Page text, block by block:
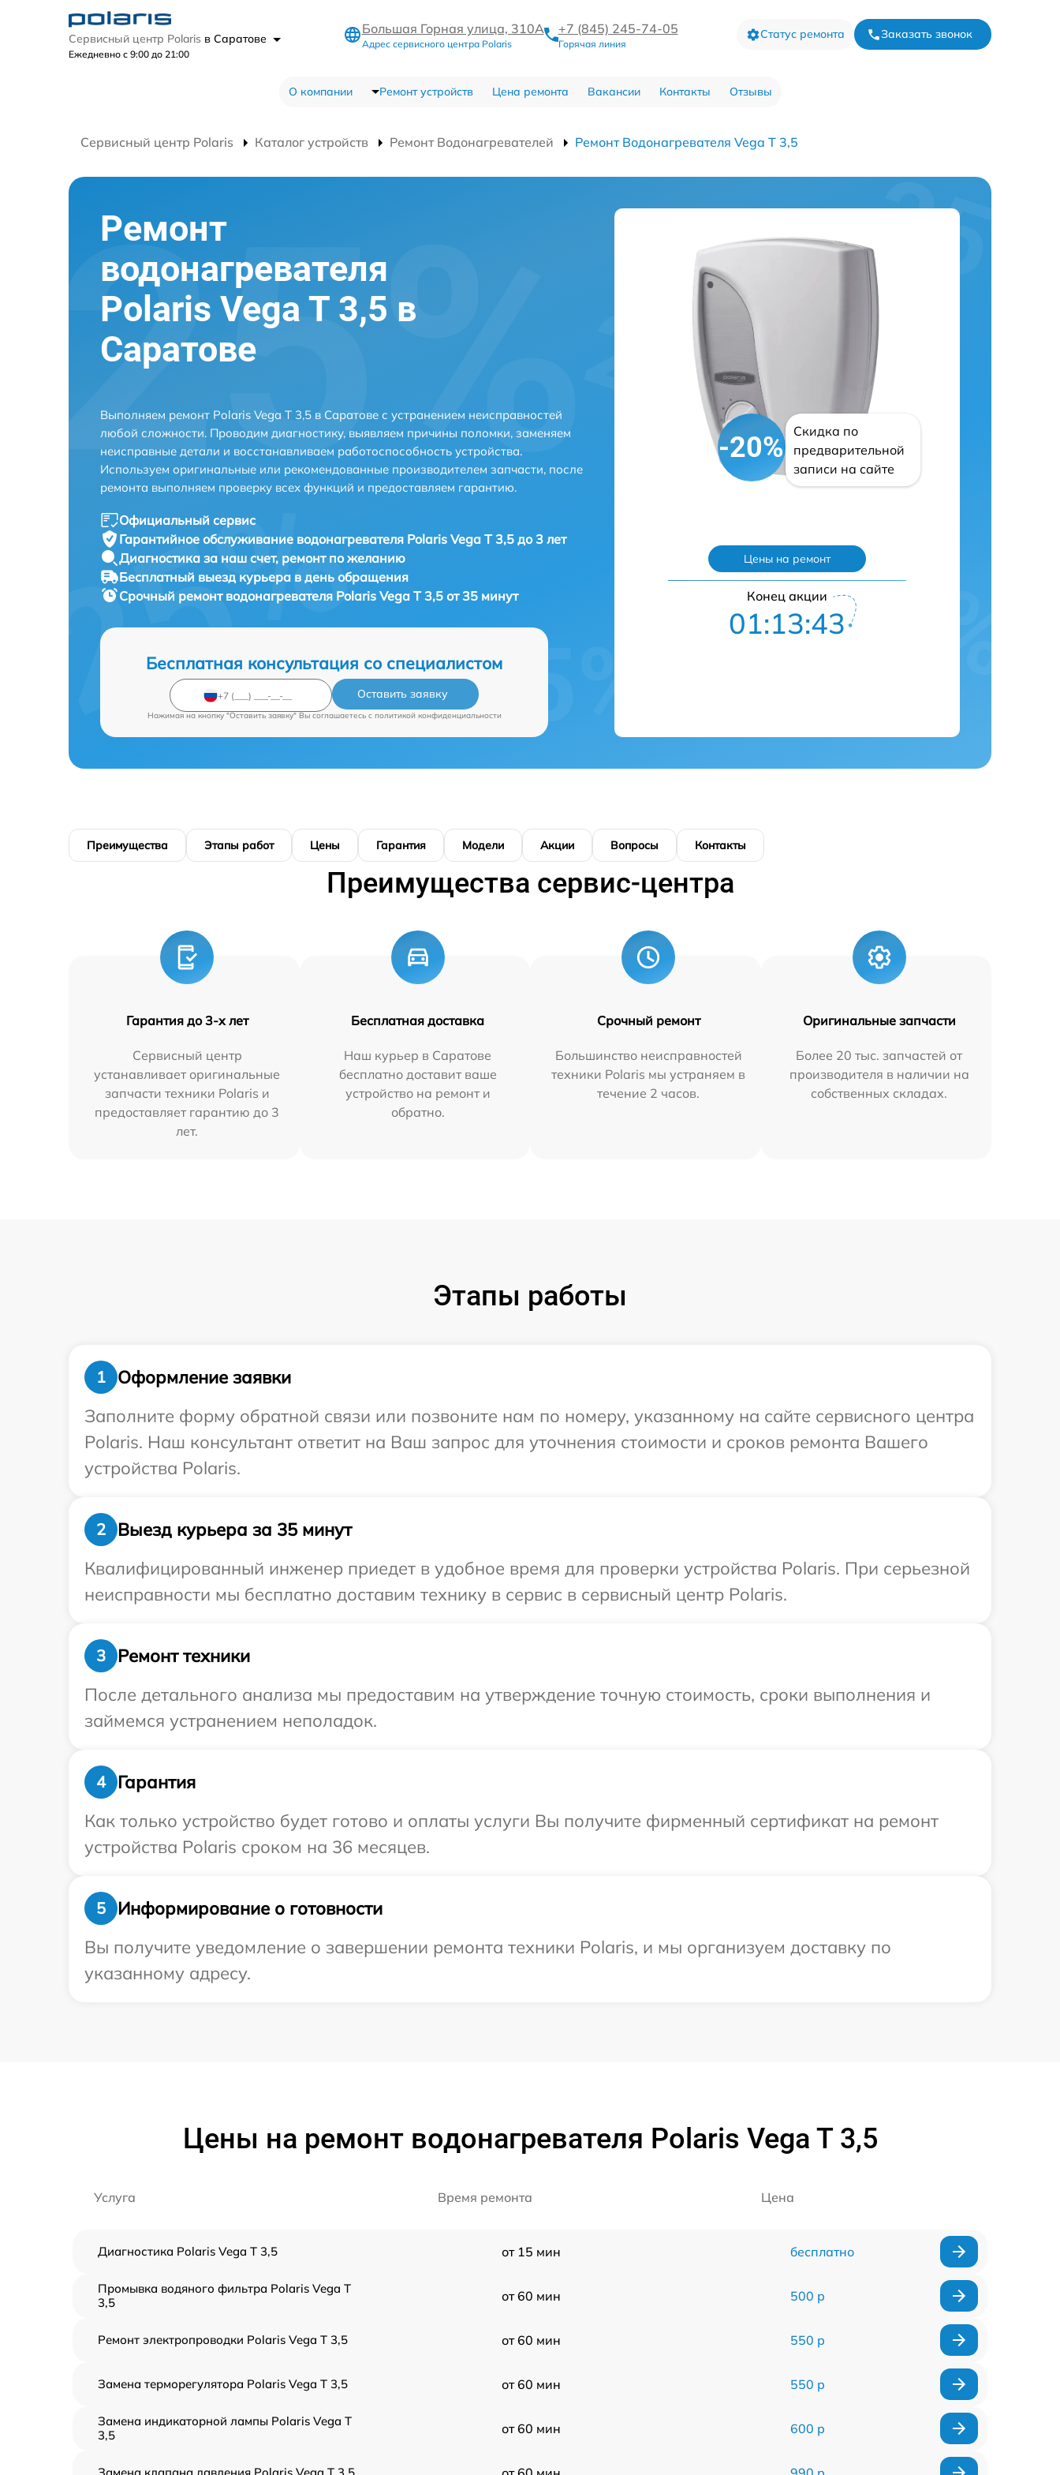
Сервисный центр Polaris в Саратове
Ежедневно с 9:00 до 21:00
Большая Горная улица, 310А
Адрес сервисного центра Polaris
+7 (845) 245-74-05
Горячая линия
Статус ремонта Заказать звонок
О компании Ремонт устройств Цена ремонта Вакансии Контакты Отзывы
Сервисный центр Polaris Каталог устройств Ремонт Водонагревателей Ремонт Водонагревателя Vega T 3,5
Ремонт
водонагревателя
Polaris Vega T 3,5 в
Саратове
Выполняем ремонт Polaris Vega T 3,5 в Саратове с устранением неисправностей
любой сложности. Проводим диагностику, выявляем причины поломки, заменяем
неисправные детали и восстанавливаем работоспособность устройства.
Используем оригинальные или рекомендованные производителем запчасти, после
ремонта выполняем проверку всех функций и предоставляем гарантию.
Официальный сервис
Гарантийное обслуживание водонагревателя Polaris Vega T 3,5 до 3 лет
Диагностика за наш счет, ремонт по желанию
Бесплатный выезд курьера в день обращения
Срочный ремонт водонагревателя Polaris Vega T 3,5 от 35 минут
Бесплатная консультация со специалистом
Оставить заявку
Нажимая на кнопку "Оставить заявку" Вы соглашаетесь c политикой конфиденциальности
-20%
Скидка по
предварительной
записи на сайте
Цены на ремонт
Конец акции
01:13:42
Преимущества Этапы работ Цены Гарантия Модели Акции Вопросы Контакты
Преимущества сервис-центра
Гарантия до 3-х лет
Сервисный центр
устанавливает оригинальные
запчасти техники Polaris и
предоставляет гарантию до 3
лет.
Бесплатная доставка
Наш курьер в Саратове
бесплатно доставит ваше
устройство на ремонт и
обратно.
Срочный ремонт
Большинство неисправностей
техники Polaris мы устраняем в
течение 2 часов.
Оригинальные запчасти
Более 20 тыс. запчастей от
производителя в наличии на
собственных складах.
Этапы работы
1
Оформление заявки
Заполните форму обратной связи или позвоните нам по номеру, указанному на сайте сервисного центра
Polaris. Наш консультант ответит на Ваш запрос для уточнения стоимости и сроков ремонта Вашего
устройства Polaris.
2
Выезд курьера за 35 минут
Квалифицированный инженер приедет в удобное время для проверки устройства Polaris. При серьезной
неисправности мы бесплатно доставим технику в сервис в сервисный центр Polaris.
3
Ремонт техники
После детального анализа мы предоставим на утверждение точную стоимость, сроки выполнения и
займемся устранением неполадок.
4
Гарантия
Как только устройство будет готово и оплаты услуги Вы получите фирменный сертификат на ремонт
устройства Polaris сроком на 36 месяцев.
5
Информирование о готовности
Вы получите уведомление о завершении ремонта техники Polaris, и мы организуем доставку по
указанному адресу.
Цены на ремонт водонагревателя Polaris Vega T 3,5
Услуга Время ремонта Цена
Диагностика Polaris Vega T 3,5 от 15 мин бесплатно
Промывка водяного фильтра Polaris Vega T
3,5
от 60 мин 500 р
Ремонт электропроводки Polaris Vega T 3,5 от 60 мин 550 р
Замена терморегулятора Polaris Vega T 3,5 от 60 мин 550 р
Замена индикаторной лампы Polaris Vega T
3,5
от 60 мин 600 р